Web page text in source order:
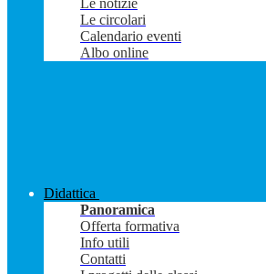
Le notizie
Le circolari
Calendario eventi
Albo online
Didattica
Panoramica
Offerta formativa
Info utili
Contatti